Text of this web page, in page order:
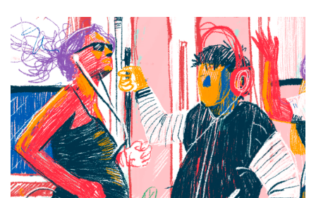
especiales
invasores vip
estronismo climático
escuelas fumigadas
historia de las mujeres
patria contratista
plan del terror